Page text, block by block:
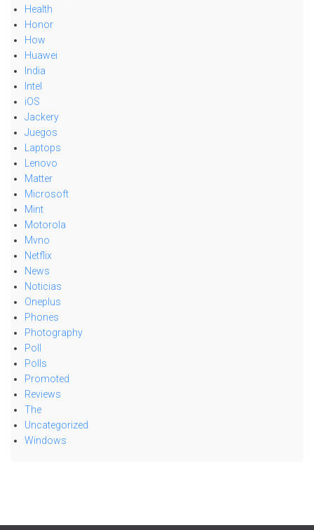
Health
Honor
How
Huawei
India
Intel
iOS
Jackery
Juegos
Laptops
Lenovo
Matter
Microsoft
Mint
Motorola
Mvno
Netflix
News
Noticias
Oneplus
Phones
Photography
Poll
Polls
Promoted
Reviews
The
Uncategorized
Windows